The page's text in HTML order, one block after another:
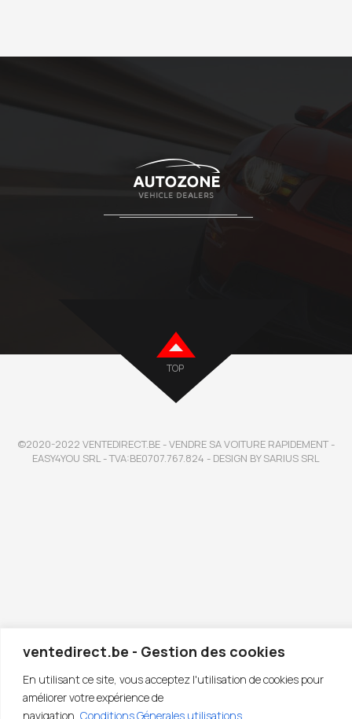
ventedirect.be - Gestion des cookies
En utilisant ce site, vous acceptez l'utilisation de cookies pour
améliorer votre expérience de
navigation. Conditions Génerales utilisations
TOP
©2020-2022 VENTEDIRECT.BE - VENDRE SA VOITURE RAPIDEMENT -
EASY4YOU SRL - TVA:BE0707.767.824 - DESIGN BY SARIUS SRL